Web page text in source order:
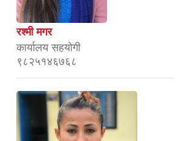
रश्मी मगर
कार्यालय सहयोगी
९८२५१४६७६८